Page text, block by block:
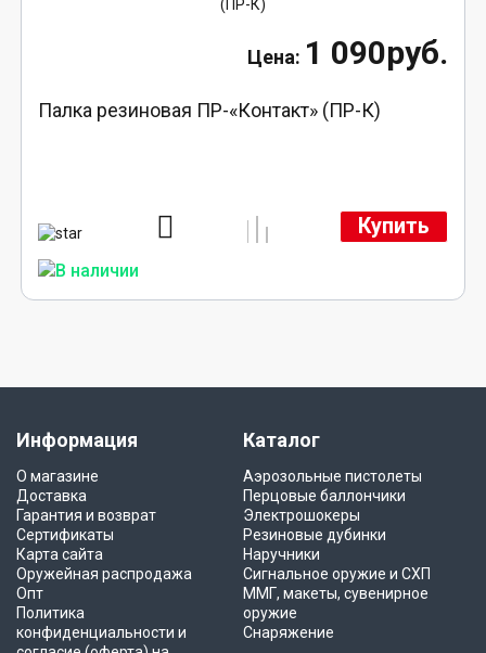
1 090руб.
Палка резиновая ПР-«Контакт» (ПР-К)
Купить
Информация
О магазине
Доставка
Гарантия и возврат
Сертификаты
Карта сайта
Оружейная распродажа
Опт
Политика
конфиденциальности и
Каталог
Аэрозольные пистолеты
Перцовые баллончики
Электрошокеры
Резиновые дубинки
Наручники
Сигнальное оружие и СХП
ММГ, макеты, сувенирное
оружие
Снаряжение